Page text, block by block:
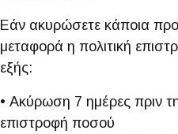
Εάν ακυρώσετε κάποια
μεταφορά η πολιτική
εξής:
• Ακύρωση 7 ημέρες πριν
επιστροφή ποσού